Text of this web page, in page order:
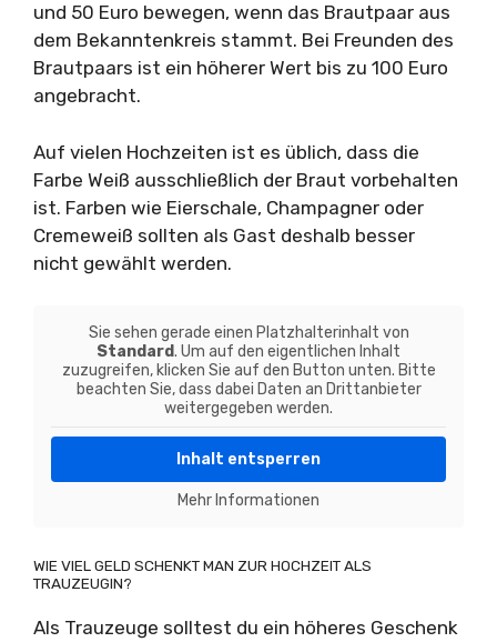
und 50 Euro bewegen, wenn das Brautpaar aus
dem Bekanntenkreis stammt. Bei Freunden des
Brautpaars ist ein höherer Wert bis zu 100 Euro
angebracht.
Auf vielen Hochzeiten ist es üblich, dass die
Farbe Weiß ausschließlich der Braut vorbehalten
ist. Farben wie Eierschale, Champagner oder
Cremeweiß sollten als Gast deshalb besser
nicht gewählt werden.
Sie sehen gerade einen Platzhalterinhalt von
Standard. Um auf den eigentlichen Inhalt
zuzugreifen, klicken Sie auf den Button unten. Bitte
beachten Sie, dass dabei Daten an Drittanbieter
weitergegeben werden.
Inhalt entsperren
Mehr Informationen
WIE VIEL GELD SCHENKT MAN ZUR HOCHZEIT ALS
TRAUZEUGIN?
Als Trauzeuge solltest du ein höheres Geschenk